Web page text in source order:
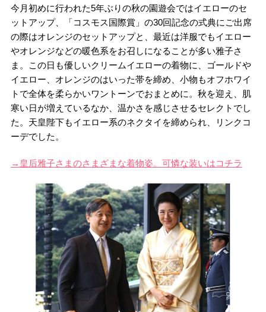
今月初めに行われた5年ぶりの秋の園遊会ではイエローのセ
ットアップ、「コスモス国際賞」の30回記念の式典にご出席
の際はオレンジのセットアップと、最近は洋服でもイエロー
やオレンジなどの暖色系をお召しになることが多い雅子さ
ま。この日も優しいクリームイエローの着物に、ゴールドや
イエロー、オレンジのはいった帯を締め、小物もオフホワイ
トで全体を柔らかいワントーンでおまとめに。秋を迎え、肌
寒い日が増えているなか、温かさを感じさせるセレクトでし
た。天皇陛下もイエロー系のネクタイを締められ、リンクコ
ーデでした。
→皇后雅子さまのさまざまな着物姿。可憐な装いはコチラ